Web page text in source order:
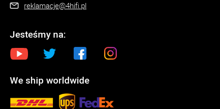
reklamacje@4hifi.pl
Jesteśmy na:
We ship worldwide